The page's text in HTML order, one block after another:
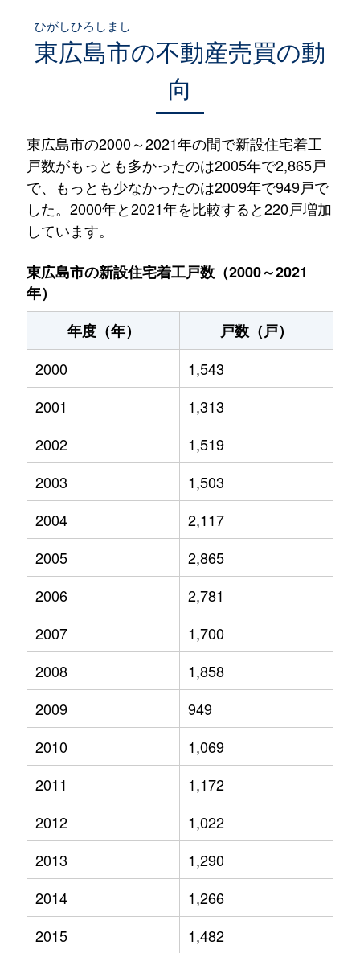
東広島市
ひがしひろしまし
の不動産売買の動
向
東広島市の2000～2021年の間で新設住宅着工
戸数がもっとも多かったのは2005年で2,865戸
で、もっとも少なかったのは2009年で949戸で
した。2000年と2021年を比較すると220戸増加
しています。
東広島市の新設住宅着工戸数（2000～2021
年）
年度（年）
戸数（戸）
2000
1,543
2001
1,313
2002
1,519
2003
1,503
2004
2,117
2005
2,865
2006
2,781
2007
1,700
2008
1,858
2009
949
2010
1,069
2011
1,172
2012
1,022
2013
1,290
2014
1,266
2015
1,482